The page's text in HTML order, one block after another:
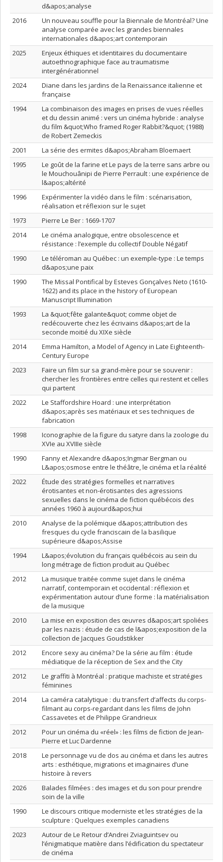
d&apos;analyse
2016
Un nouveau souffle pour la Biennale de Montréal? Une
analyse comparée avec les grandes biennales
internationales d&apos;art contemporain
2025
Enjeux éthiques et identitaires du documentaire
autoethnographique face au traumatisme
intergénérationnel
2024
Diane dans les jardins de la Renaissance italienne et
française
1994
La combinaison des images en prises de vues réelles
et du dessin animé : vers un cinéma hybride : analyse
du film &quot;Who framed Roger Rabbit?&quot; (1988)
de Robert Zemeckis
2001
La série des ermites d&apos;Abraham Bloemaert
1995
Le goût de la farine et Le pays de la terre sans arbre ou
le Mouchouânipi de Pierre Perrault : une expérience de
l&apos;altérité
1996
Expérimenter la vidéo dans le film : scénarisation,
réalisation et réflexion sur le sujet
1973
Pierre Le Ber : 1669-1707
2014
Le cinéma analogique, entre obsolescence et
résistance : l’exemple du collectif Double Négatif
1990
Le téléroman au Québec : un exemple-type : Le temps
d&apos;une paix
1990
The Missal Pontifical by Esteves Gonçalves Neto (1610-
1622) and its place in the history of European
Manuscript Illumination
1993
La &quot;fête galante&quot; comme objet de
redécouverte chez les écrivains d&apos;art de la
seconde moitié du XIXe siècle
2014
Emma Hamilton, a Model of Agency in Late Eighteenth-
Century Europe
2023
Faire un film sur sa grand-mère pour se souvenir :
chercher les frontières entre celles qui restent et celles
qui partent
2022
Le Staffordshire Hoard : une interprétation
d&apos;après ses matériaux et ses techniques de
fabrication
1998
Iconographie de la figure du satyre dans la zoologie du
XVIe au XVIIIe siècle
1990
Fanny et Alexandre d&apos;Ingmar Bergman ou
L&apos;osmose entre le théâtre, le cinéma et la réalité
2022
Étude des stratégies formelles et narratives
érotisantes et non-érotisantes des agressions
sexuelles dans le cinéma de fiction québécois des
années 1960 à aujourd&apos;hui
2010
Analyse de la polémique d&apos;attribution des
fresques du cycle franciscain de la basilique
supérieure d&apos;Assise
1994
L&apos;évolution du français québécois au sein du
long métrage de fiction produit au Québec
2012
La musique traitée comme sujet dans le cinéma
narratif, contemporain et occidental : réflexion et
expérimentation autour d’une forme : la matérialisation
de la musique
2010
La mise en exposition des œuvres d&apos;art spoliées
par les nazis : étude de cas de l&apos;exposition de la
collection de Jacques Goudstikker
2012
Encore sexy au cinéma? De la série au film : étude
médiatique de la réception de Sex and the City
2012
Le graffiti à Montréal : pratique machiste et stratégies
féminines
2014
La caméra catalytique : du transfert d’affects du corps-
filmant au corps-regardant dans les films de John
Cassavetes et de Philippe Grandrieux
2012
Pour un cinéma du «réel» : les films de fiction de Jean-
Pierre et Luc Dardenne
2018
Le personnage vu de dos au cinéma et dans les autres
arts : esthétique, migrations et imaginaires d’une
histoire à revers
2026
Balades filmées : des images et du son pour prendre
soin de la ville
1990
Le discours critique moderniste et les stratégies de la
sculpture : Quelques exemples canadiens
2023
Autour de Le Retour d’Andrei Zviaguintsev ou
l’énigmatique matière dans l’édification du spectateur
de cinéma